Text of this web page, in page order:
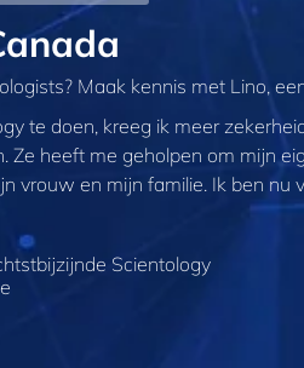
Maak kennis met Lino,
te doen, kreeg ik meer
Ze heeft me geholpen om mijn
vrouw en mijn familie. Ik ben nu
Scientology